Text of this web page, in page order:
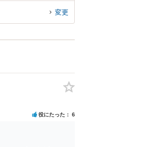
変更
役にたった 6